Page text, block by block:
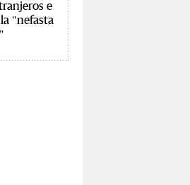
e
"nefasta